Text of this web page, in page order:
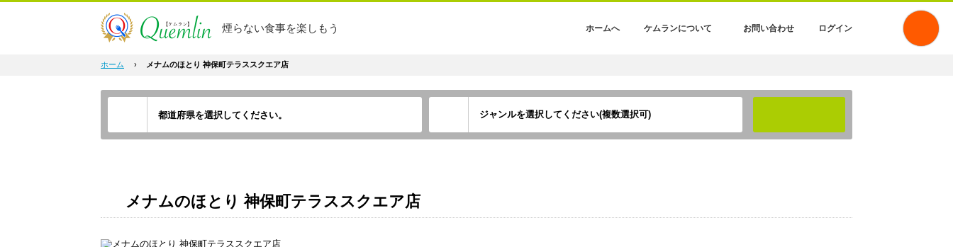
煙らない食事を楽しもう ホームへ ケムランについて お問い合わせ ログイン
ホーム › メナムのほとり 神保町テラススクエア店
ジャンルを選択してください(複数選択可)
メナムのほとり 神保町テラススクエア店